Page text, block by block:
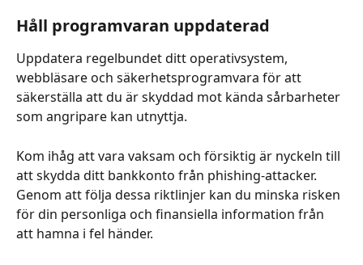
Håll programvaran uppdaterad
Uppdatera regelbundet ditt operativsystem,
webbläsare och säkerhetsprogramvara för att
säkerställa att du är skyddad mot kända sårbarheter
som angripare kan utnyttja.
Kom ihåg att vara vaksam och försiktig är nyckeln till
att skydda ditt bankkonto från phishing-attacker.
Genom att följa dessa riktlinjer kan du minska risken
för din personliga och finansiella information från
att hamna i fel händer.